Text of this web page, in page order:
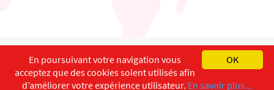
English Français
Copyright ©ISEC-AdW Impressum
OK
En poursuivant votre navigation vous
acceptez que des cookies soient utilisés afin
d’améliorer votre expérience utilisateur. En savoir plus...